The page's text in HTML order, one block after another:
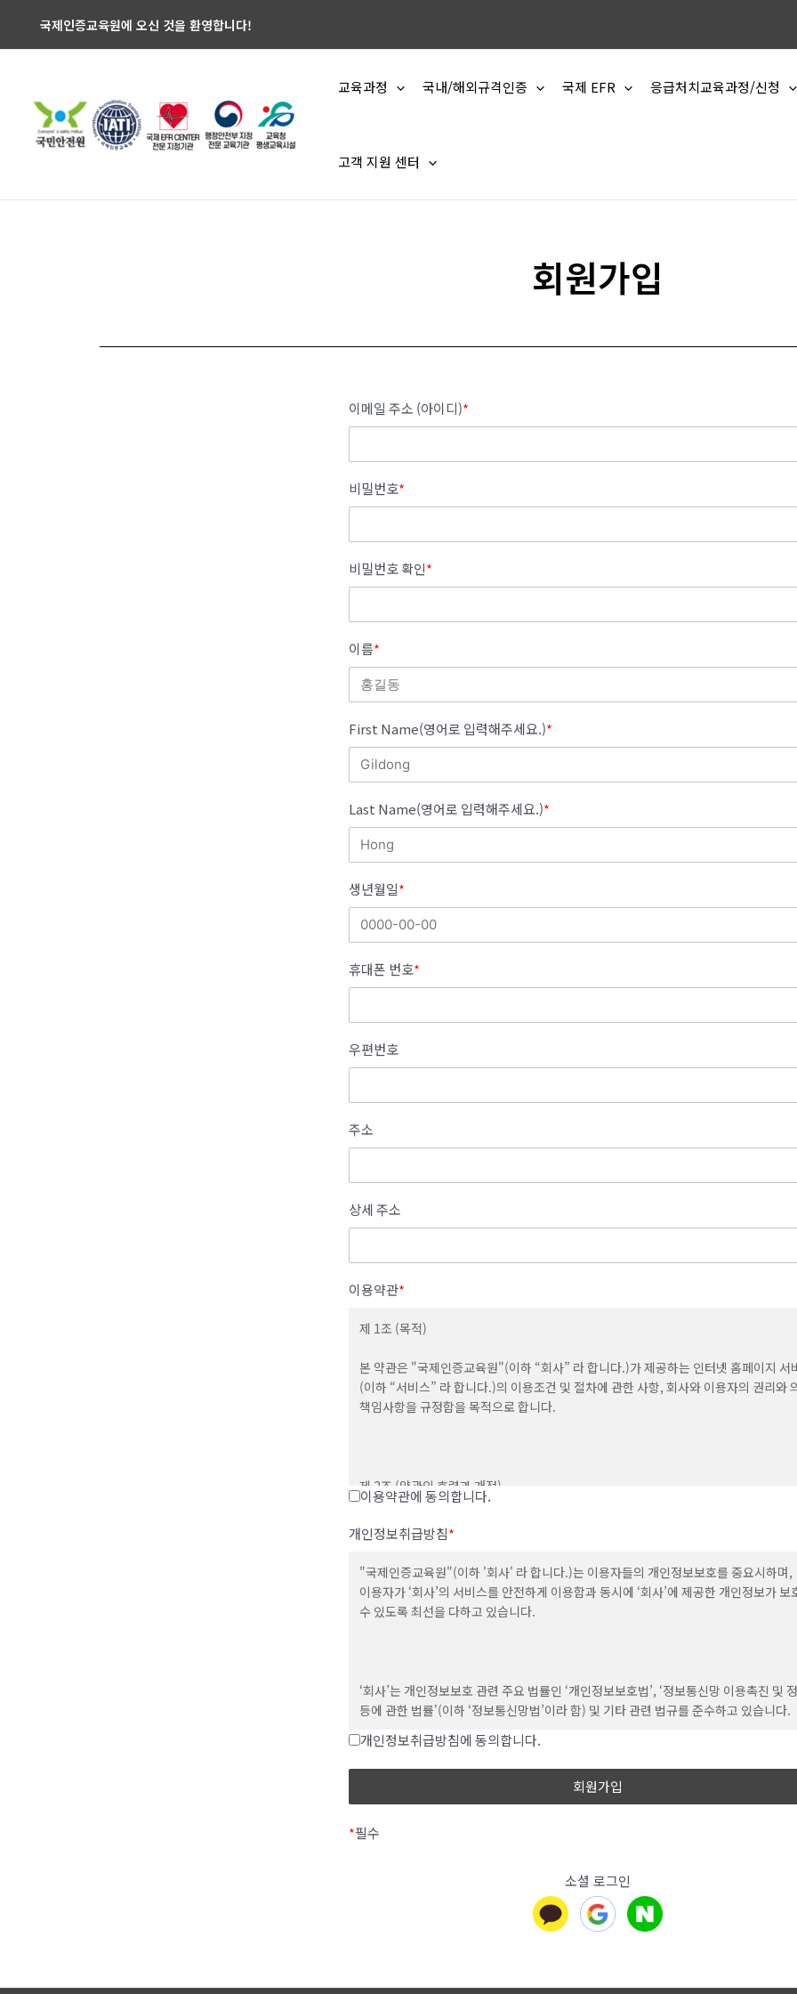
국제인증교육원에 오신 것을 환영합니다!
교육과정 국내/해외규격인증 국제 EFR 응급처치교육과정/신청
고객 지원 센터
회원가입
이메일 주소 (아이디)*
비밀번호*
비밀번호 확인*
이름*
First Name(영어로 입력해주세요.)*
Last Name(영어로 입력해주세요.)*
생년월일*
휴대폰 번호*
우편번호
주소
상세 주소
이용약관*
제 1조 (목적)
본 약관은 "국제인증교육원"(이하 “회사” 라 합니다.)가 제공하는 인터넷 홈페이지 서
(이하 “서비스” 라 합니다.)의 이용조건 및 절차에 관한 사항, 회사와 이용자의 권리와
책임사항을 규정함을 목적으로 합니다.
제 2조 (약관의 효력과 개정)
1. 회사는 귀하가 본 약관 내용에 동의하는 경우, 회사의 서비스 제공 행위 및 귀하의 서
사용 행위에 본 약관이 우선적으로 적용됩니다.
2. 회사는 본 약관을 사전 고지 없이 변경할 수 있고, 변경된 약관은 포털 내에 공지하거
mail을 통해 회원에게 공지하며, 공지와 동시에 그 효력이 발생됩니다. 이용자가 변경된
약관에 동의하지 않는 경우, 이용자는 본인의 회원등록을 취소(회원탈퇴)할 수 있으며
제 3조 (약관 외 준칙)
정보통신윤리위원회심의규정, 정보통신 윤리강령, 프로그램보호법 및 기타 관련 법령의
규정에 의합니다.
이 약관에서 사용하는 용어의 정의는 다음과 같습니다.
이용약관에 동의합니다.
개인정보취급방침*
"국제인증교육원"(이하 '회사' 라 합니다.)는 이용자들의 개인정보보호를 중요시하며,
이용자가 ‘회사’의 서비스를 안전하게 이용함과 동시에 ‘회사’에 제공한 개인정보가 보
수 있도록 최선을 다하고 있습니다.
‘회사’는 개인정보보호 관련 주요 법률인 ‘개인정보보호법’, ‘정보통신망 이용촉진 및
등에 관한 법률'(이하 ‘정보통신망법’이라 함) 및 기타 관련 법규를 준수하고 있습니다.
이에 대해 관련 법률에 의거하여 ‘개인정보처리방침’을 정하여 사내에 비치하고, 홈페이
화면을 포함한 모든 페이지 하단에 링크를 통하여 게시하며 이용자의 개인정보 보호를
어떤 조치를 취하고 있는지를 공개하여 이용자가 언제나 용이하게 열람하고 확인 할 수
하고 있습니다.
사내에 변경된 내용을 게시하고 비치하여 방문 고객들이 언제나 쉽게 변경 된 내용을 확
있도록 적절한 조치를 취하고 있습니다. ‘회사’의 개인정보처리방침은 다음과 같은 내용
개인정보취급방침에 동의합니다.
*필수
소셜 로그인